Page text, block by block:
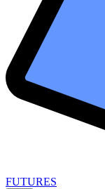
FUTURES